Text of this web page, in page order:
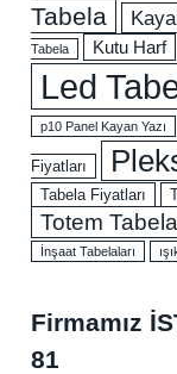
Tabela
Tabela
Kutu Harf
Led
p10 Panel Kayan Yazı
Fiyatları
Tabela Fiyatları
Totem Tabela
İnşaat Tabelaları
Firmamız
81